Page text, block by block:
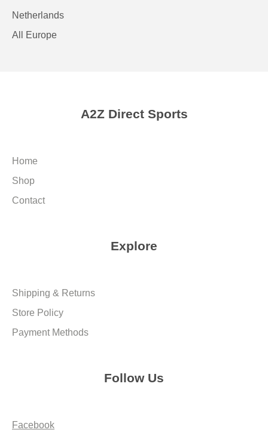
Netherlands
All Europe
A2Z Direct Sports
Home
Shop
Contact
Explore
Shipping & Returns
Store Policy
Payment Methods
Follow Us
Facebook